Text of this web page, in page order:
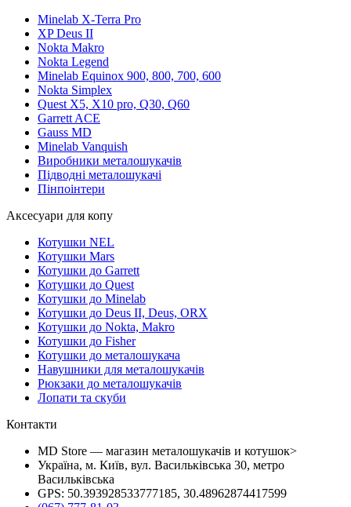
Minelab X-Terra Pro
XP Deus II
Nokta Makro
Nokta Legend
Minelab Equinox 900, 800, 700, 600
Nokta Simplex
Quest X5, X10 pro, Q30, Q60
Garrett ACE
Gauss MD
Minelab Vanquish
Виробники металошукачів
Підводні металошукачі
Пінпоінтери
Аксесуари для копу
Котушки NEL
Котушки Mars
Котушки до Garrett
Котушки до Quest
Котушки до Minelab
Котушки до Deus II, Deus, ORX
Котушки до Nokta, Makro
Котушки до Fisher
Котушки до металошукача
Навушники для металошукачів
Рюкзаки до металошукачів
Лопати та скуби
Контакти
MD Store — магазин металошукачів и котушок>
Україна, м. Київ, вул. Васильківська 30, метро
Васильківська
GPS: 50.393928533777185, 30.48962874417599